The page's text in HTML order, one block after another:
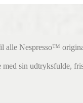
alle Nespresso™
sin udtryksfulde,